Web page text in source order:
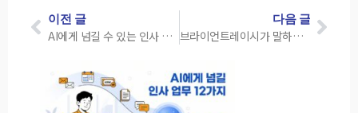
이전 글
AI에게 넘길 수 있는 인사 업무 12가지
다음 글
브라이언트레이시가 말하는 성공을 위한 4가지